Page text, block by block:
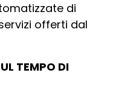
di
offerti dal
TEMPO DI